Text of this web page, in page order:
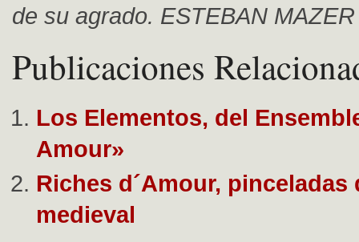
de su agrado. ESTEBAN MAZER
Publicaciones
Los Elementos, del
Amour»
Riches d´Amour, pinceladas
medieval